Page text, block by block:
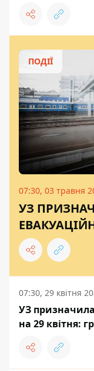
ПОДІЇ
07:30, 03 травня
УЗ
07:30, 29 квітня
УЗ
на 29 квітня: